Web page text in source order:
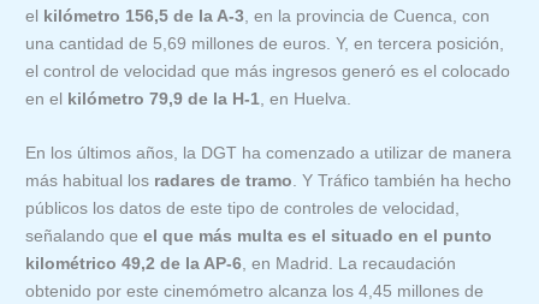
el
kilómetro 156,5 de la A-3, en la provincia de Cuenca, con
una cantidad de 5,69 millones de euros. Y, en tercera posición,
el control de velocidad que más ingresos generó es el colocado
en el
kilómetro 79,9 de la H-1, en Huelva.
En los últimos años, la DGT ha comenzado a utilizar de manera
más habitual los radares de tramo. Y Tráfico también ha hecho
públicos los datos de este tipo de controles de velocidad,
señalando queel que más multa es el situado en el punto
kilométrico 49,2 de la AP-6, en Madrid. La recaudación
obtenido por este cinemómetro alcanza los 4,45 millones de